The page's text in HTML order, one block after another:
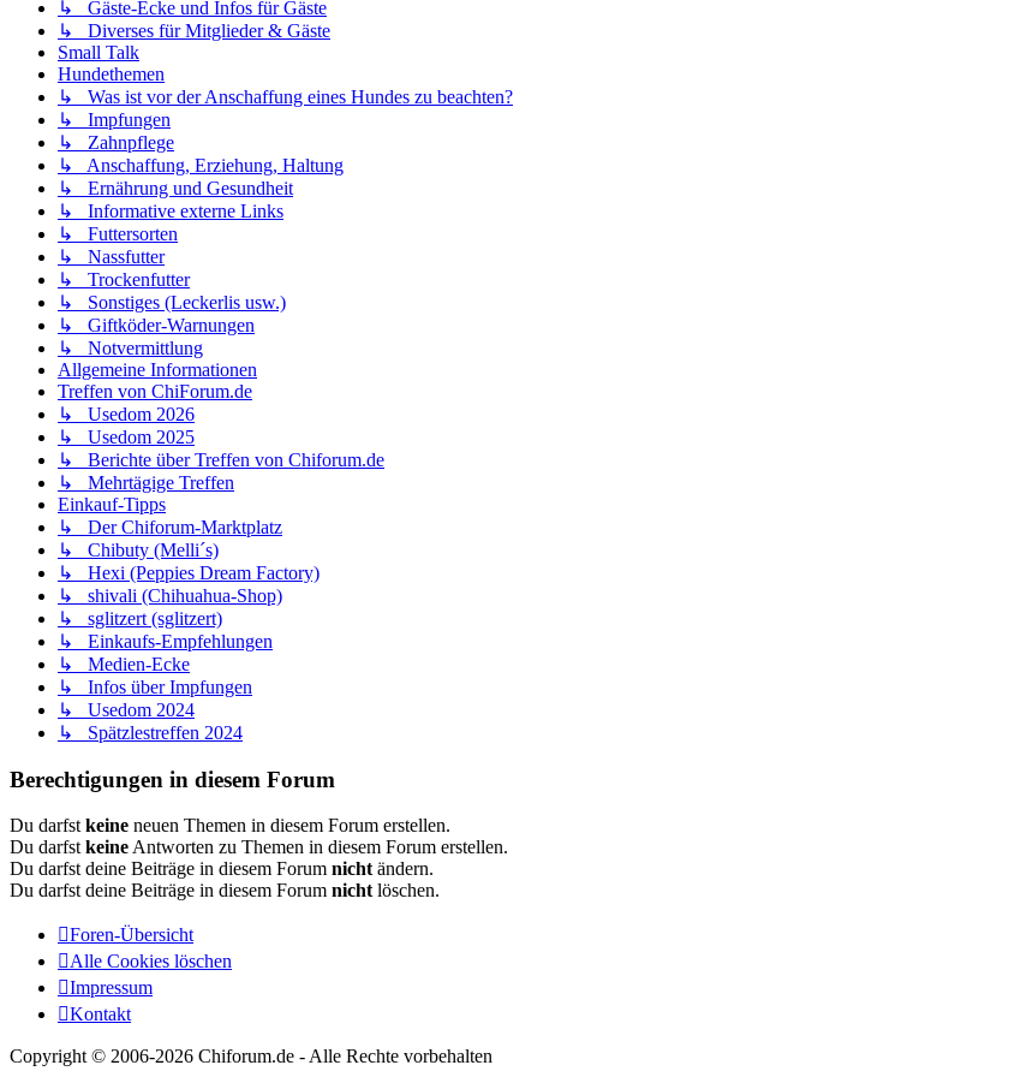
↳ Gäste-Ecke und Infos für Gäste
↳ Diverses für Mitglieder & Gäste
Small Talk
Hundethemen
↳ Was ist vor der Anschaffung eines Hundes zu beachten?
↳ Impfungen
↳ Zahnpflege
↳ Anschaffung, Erziehung, Haltung
↳ Ernährung und Gesundheit
↳ Informative externe Links
↳ Futtersorten
↳ Nassfutter
↳ Trockenfutter
↳ Sonstiges (Leckerlis usw.)
↳ Giftköder-Warnungen
↳ Notvermittlung
Allgemeine Informationen
Treffen von ChiForum.de
↳ Usedom 2026
↳ Usedom 2025
↳ Berichte über Treffen von Chiforum.de
↳ Mehrtägige Treffen
Einkauf-Tipps
↳ Der Chiforum-Marktplatz
↳ Chibuty (Melli´s)
↳ Hexi (Peppies Dream Factory)
↳ shivali (Chihuahua-Shop)
↳ sglitzert (sglitzert)
↳ Einkaufs-Empfehlungen
↳ Medien-Ecke
↳ Infos über Impfungen
↳ Usedom 2024
↳ Spätzlestreffen 2024
Berechtigungen in diesem Forum
Du darfst keine neuen Themen in diesem Forum erstellen.
Du darfst keine Antworten zu Themen in diesem Forum erstellen.
Du darfst deine Beiträge in diesem Forum nicht ändern.
Du darfst deine Beiträge in diesem Forum nicht löschen.
Foren-Übersicht
Alle Cookies löschen
Impressum
Kontakt
Copyright © 2006-2026 Chiforum.de - Alle Rechte vorbehalten